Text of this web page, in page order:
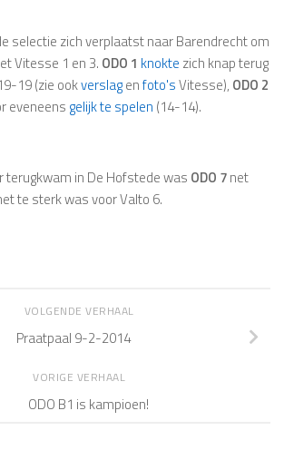
selectie zich verplaatst naar Barendrecht om
Vitesse 1 en 3. ODO 1 knokte zich knap terug
19 (zie ookverslagenfoto'sVitesse), ODO 2
eveneens gelijk te spelen (14-14).
terugkwam in De Hofstede was ODO 7net
te sterk was voor Valto 6.
VOLGENDE VERHAAL
Praatpaal 9-2-2014
VORIGE VERHAAL
ODO B1 is kampioen!